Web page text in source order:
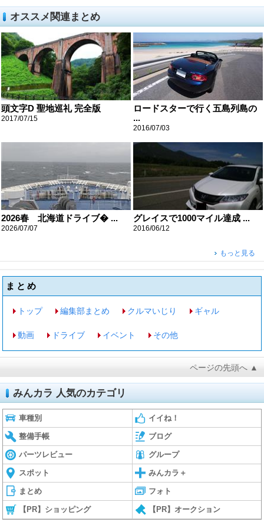
オススメ関連まとめ
頭文字D 聖地巡礼 完全版
2017/07/15
ロードスターで行く五島列島の
...
2016/07/03
2026春 北海道ドライブ� ...
2026/07/07
グレイスで1000マイル達成 ...
2016/06/12
もっと見る
まとめ
トップ 編集部まとめ クルマいじり ギャル
動画 ドライブ イベント その他
ページの先頭へ ▲
みんカラ 人気のカテゴリ
車種別 イイね！
整備手帳 ブログ
パーツレビュー グループ
スポット みんカラ＋
まとめ フォト
【PR】ショッピング 【PR】オークション